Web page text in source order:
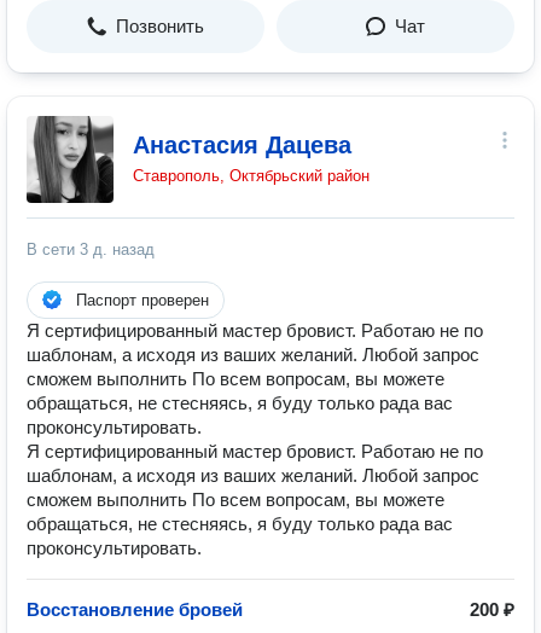
Позвонить Чат
Анастасия Дацева
Ставрополь, Октябрьский район
В сети 3 д. назад
Паспорт проверен
Я сертифицированный мастер бровист. Работаю не по
шаблонам, а исходя из ваших желаний. Любой запрос
сможем выполнить По всем вопросам, вы можете
обращаться, не стесняясь, я буду только рада вас
проконсультировать.
Я сертифицированный мастер бровист. Работаю не по
шаблонам, а исходя из ваших желаний. Любой запрос
сможем выполнить По всем вопросам, вы можете
обращаться, не стесняясь, я буду только рада вас
проконсультировать.
Восстановление бровей 200 ₽